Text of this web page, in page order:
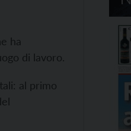
ha
di lavoro.
al primo